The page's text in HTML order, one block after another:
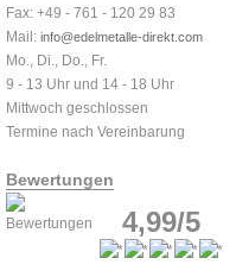
Fax: +49 - 761 - 120 29 83
Mail: info@edelmetalle-direkt.com
Mo., Di., Do., Fr.
9 - 13 Uhr und 14 - 18 Uhr
Mittwoch geschlossen
Termine nach Vereinbarung
Bewertungen
4,99/5